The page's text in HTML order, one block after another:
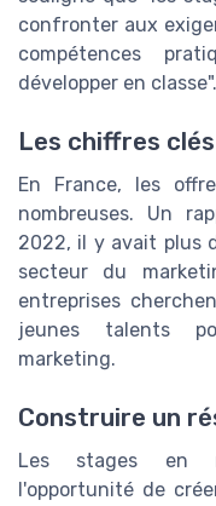
confronter aux
compétences
développer en classe".
Les chiffres
En France, les
nombreuses. Un
2022, il y avait plus
secteur du
entreprises
jeunes talents
marketing.
Construire un
Les stages en
l'opportunité de